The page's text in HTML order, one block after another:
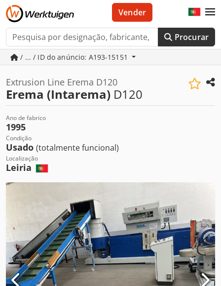
Procurar
Vender
/ ... / ID do anúncio: A193-15151
Extrusion Line Erema D120
Erema (Intarema) D120
Ano de fabrico
1995
Condição
Usado (totalmente funcional)
Localização
Leiria